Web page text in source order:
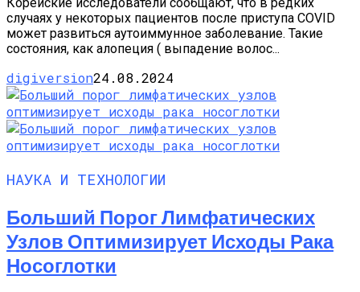
случаях у некоторых пациентов после приступа COVID
может развиться аутоиммунное заболевание. Такие
состояния, как алопеция ( выпадение волос...
digiversion24.08.2024
НАУКА И ТЕХНОЛОГИИ
Больший Порог Лимфатических
Узлов Оптимизирует Исходы Рака
Носоглотки